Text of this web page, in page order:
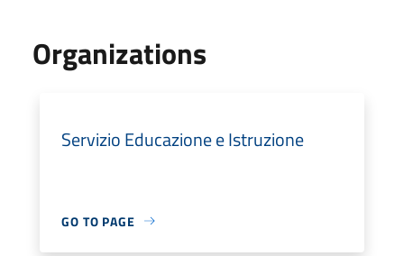
Organizations
Servizio Educazione e Istruzione
GO TO PAGE